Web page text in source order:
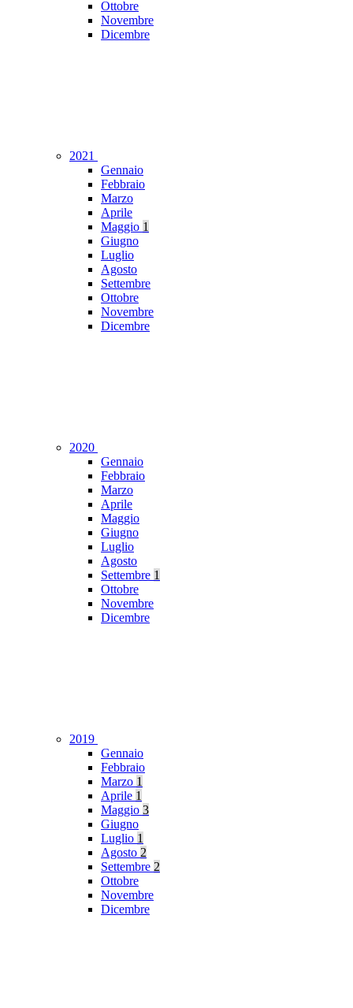
Ottobre
Novembre
Dicembre
2021
Gennaio
Febbraio
Marzo
Aprile
Maggio 1
Giugno
Luglio
Agosto
Settembre
Ottobre
Novembre
Dicembre
2020
Gennaio
Febbraio
Marzo
Aprile
Maggio
Giugno
Luglio
Agosto
Settembre 1
Ottobre
Novembre
Dicembre
2019
Gennaio
Febbraio
Marzo 1
Aprile 1
Maggio 3
Giugno
Luglio 1
Agosto 2
Settembre 2
Ottobre
Novembre
Dicembre